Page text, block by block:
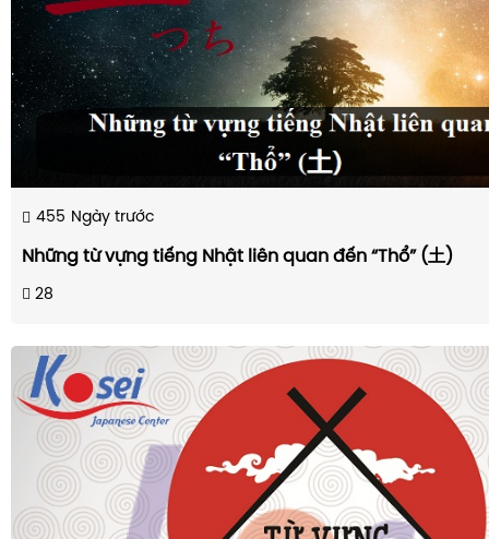
455 Ngày trước
Những từ vựng tiếng Nhật liên quan đến “Thổ” (土)
28